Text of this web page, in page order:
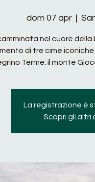
dom 07 apr
  |
nel cuore
di tre cime
Terme: il monte
La registrazione è
Scopri gli altri